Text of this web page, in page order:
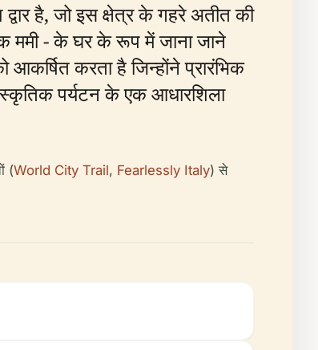
है, जो इस क्षेत्र के गहरे अतीत की
ममी - के घर के रूप में जाना जाने
करता है जिन्होंने प्रारंभिक
पर्यटन के एक आधारशिला
(World City Trail, Fearlessly Italy) से